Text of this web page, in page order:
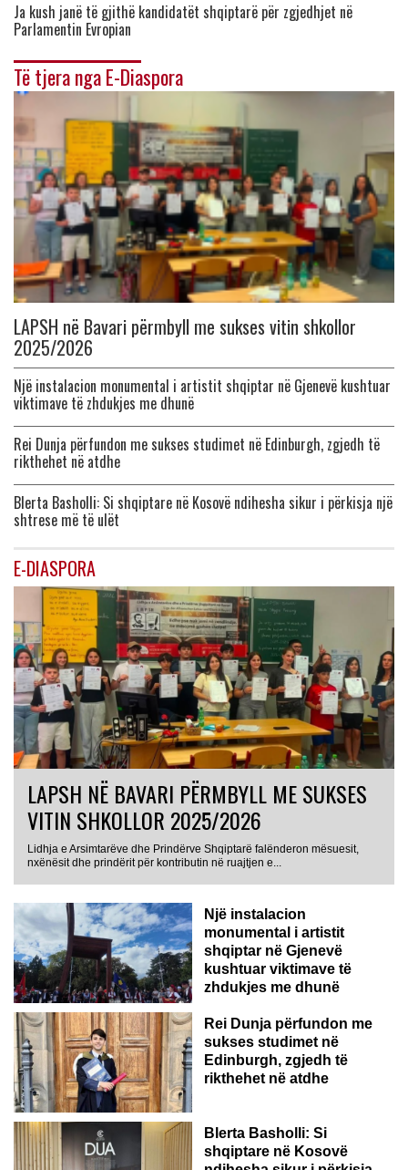
Ja kush janë të gjithë kandidatët shqiptarë për zgjedhjet në
Parlamentin Evropian
Të tjera nga E-Diaspora
LAPSH në Bavari përmbyll me sukses vitin shkollor
2025/2026
Një instalacion monumental i artistit shqiptar në Gjenevë kushtuar
viktimave të zhdukjes me dhunë
Rei Dunja përfundon me sukses studimet në Edinburgh, zgjedh të
rikthehet në atdhe
Blerta Basholli: Si shqiptare në Kosovë ndihesha sikur i përkisja një
shtrese më të ulët
E-DIASPORA
LAPSH NË BAVARI PËRMBYLL ME SUKSES
VITIN SHKOLLOR 2025/2026
Lidhja e Arsimtarëve dhe Prindërve Shqiptarë falënderon mësuesit,
nxënësit dhe prindërit për kontributin në ruajtjen e...
Një instalacion
monumental i artistit
shqiptar në Gjenevë
kushtuar viktimave të
zhdukjes me dhunë
Rei Dunja përfundon me
sukses studimet në
Edinburgh, zgjedh të
rikthehet në atdhe
Blerta Basholli: Si
shqiptare në Kosovë